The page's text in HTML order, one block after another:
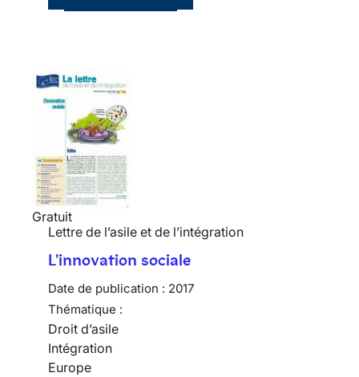
Gratuit
Lettre de l’asile et de l’intégration
L'innovation sociale
Date de publication : 2017
Thématique :
Droit d’asile
Intégration
Europe